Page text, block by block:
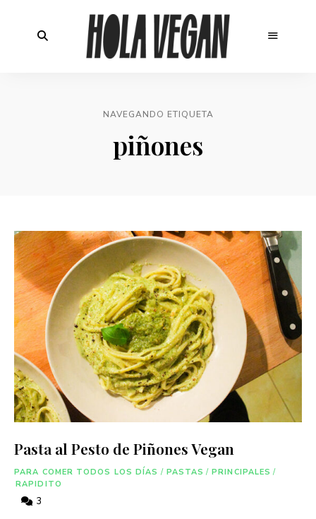
NAVEGANDO ETIQUETA
piñones
Pasta al Pesto de Piñones Vegan
PARA COMER TODOS LOS DÍAS / PASTAS / PRINCIPALES /
RAPIDITO
3